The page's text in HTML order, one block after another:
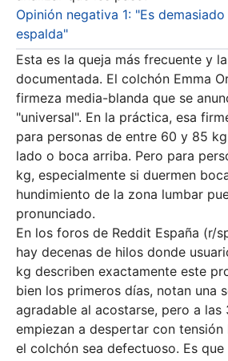
Opinión negativa 1: "Es
espalda"
Esta es la queja más frecuente y
documentada. El colchón Emma
firmeza media-blanda que se
"universal". En la práctica, esa
para personas de entre 60 y 85
lado o boca arriba. Pero para
kg, especialmente si duermen
hundimiento de la zona lumbar
pronunciado.
En los foros de Reddit España (r/
hay decenas de hilos donde
kg describen exactamente este
bien los primeros días, notan una
agradable al acostarse, pero a las
empiezan a despertar con tensión
el colchón sea defectuoso. Es